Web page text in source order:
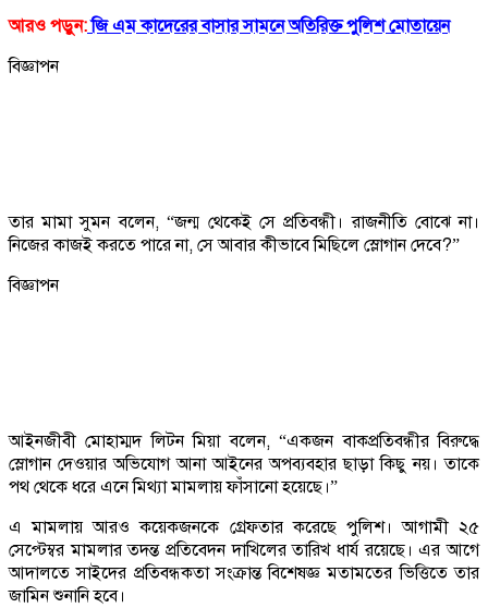
আরও পড়ুন:জি এম কাদেরের বাসার সামনে অতিরিক্ত পুলিশ মোতায়েন
বিজ্ঞাপন
তার মামা সুমন বলেন, “জন্ম থেকেই সে প্রতিবন্ধী। রাজনীতি বোঝে না।
নিজের কাজই করতে পারে না, সে আবার কীভাবে মিছিলে স্লোগান দেবে?”
বিজ্ঞাপন
আইনজীবী মোহাম্মদ লিটন মিয়া বলেন, “একজন বাকপ্রতিবন্ধীর বিরুদ্ধে
স্লোগান দেওয়ার অভিযোগ আনা আইনের অপব্যবহার ছাড়া কিছু নয়। তাকে
পথ থেকে ধরে এনে মিথ্যা মামলায় ফাঁসানো হয়েছে।”
এ মামলায় আরও কয়েকজনকে গ্রেফতার করেছে পুলিশ। আগামী ২৫
সেপ্টেম্বর মামলার তদন্ত প্রতিবেদন দাখিলের তারিখ ধার্য রয়েছে। এর আগে
আদালতে সাইদের প্রতিবন্ধকতা সংক্রান্ত বিশেষজ্ঞ মতামতের ভিত্তিতে তার
জামিন শুনানি হবে।